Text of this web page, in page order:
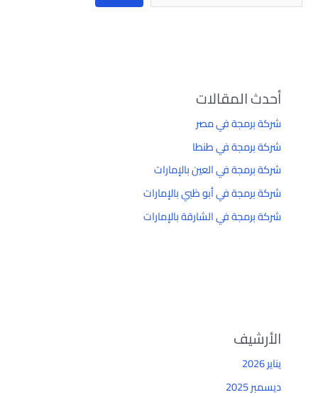
أحدث المقالات
شركة برمجة في مصر
شركة برمجة في طنطا
شركة برمجة في العين بالإمارات
شركة برمجة في أبو ظبي بالإمارات
شركة برمجة في الشارقة بالإمارات
الأرشيف
يناير 2026
ديسمبر 2025